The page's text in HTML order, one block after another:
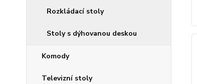
Rozkládací stoly
Stoly s dýhovanou deskou
Komody
Televizní stoly